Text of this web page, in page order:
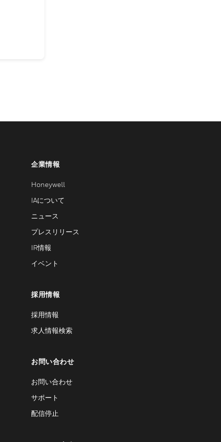
企業情報
Honeywell
IAについて
ニュース
プレスリリース
IR情報
イベント
採用情報
採用情報
求人情報検索
お問い合わせ
お問い合わせ
サポート
配信停止